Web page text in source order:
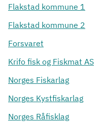
Flakstad kommune 1
Flakstad kommune 2
Forsvaret
Krifo fisk og Fiskmat AS
Norges Fiskarlag
Norges Kystfiskarlag
Norges Råfisklag